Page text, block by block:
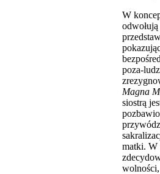
W
poza-
Magna
siostrą
matki. W